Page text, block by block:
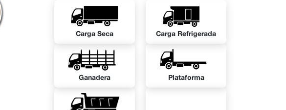
Carga Seca Carga Refrigerada
Ganadera Plataforma